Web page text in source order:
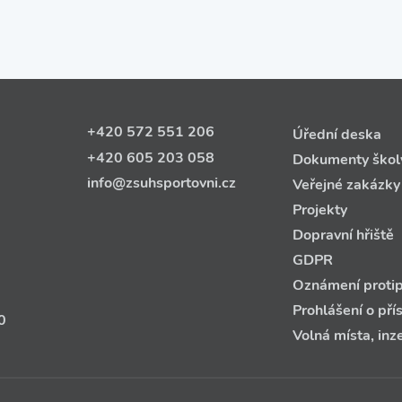
+420 572 551 206
+420 605 203 058
info@zsuhsportovni.cz
Úřední deska
Dokumenty
Veřejné zakázky
Projekty
Dopravní hřiště
GDPR
Oznámení
Prohlášení o
Volná místa,